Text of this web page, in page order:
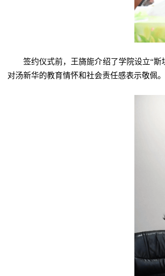
签约仪式前，王旖旎介绍了学院设立“斯
对汤新华的教育情怀和社会责任感表示敬佩